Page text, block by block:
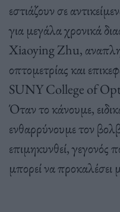
εστιάζουν σε
για μεγάλα χρονικά
Xiaoying Zhu,
οπτομετρίας και
SUNY College of
Όταν το κάνουμε,
ενθαρρύνουμε τον
επιμηκυνθεί, γεγονός
μπορεί να